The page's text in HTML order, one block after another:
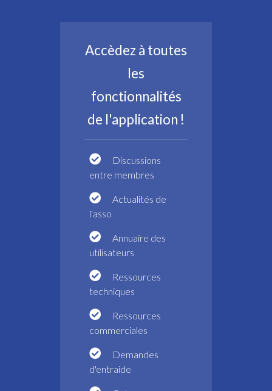
Accèdez à toutes
les
fonctionnalités
de l'application !
Discussions
entre membres
Actualités de
l'asso
Annuaire des
utilisateurs
Ressources
techniques
Ressources
commerciales
Demandes
d'entraide